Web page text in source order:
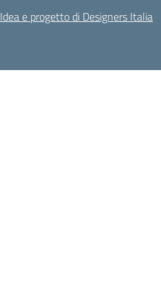
Idea e progetto di Designers Italia